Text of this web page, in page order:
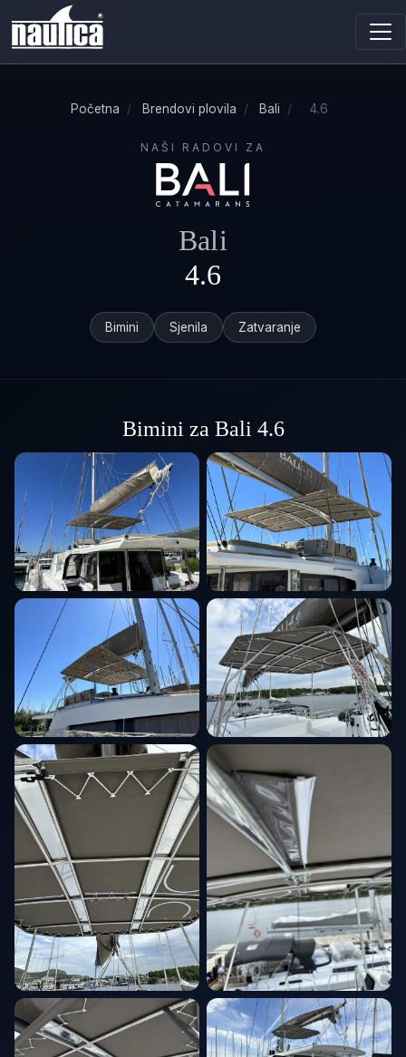
Početna / Brendovi plovila / Bali / 4.6
NAŠI RADOVI ZA
Bali
4.6
Bimini Sjenila Zatvaranje
Bimini za Bali 4.6